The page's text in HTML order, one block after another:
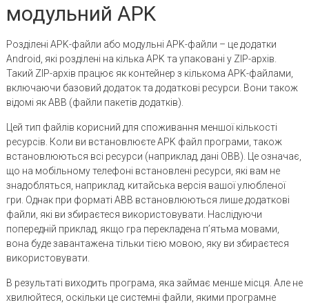
модульний APK
Розділені APK-файли або модульні APK-файли – це додатки
Android, які розділені на кілька APK та упаковані у ZIP-архів.
Такий ZIP-архів працює як контейнер з кількома APK-файлами,
включаючи базовий додаток та додаткові ресурси. Вони також
відомі як ABB (файли пакетів додатків).
Цей тип файлів корисний для споживання меншої кількості
ресурсів. Коли ви встановлюєте APK файл програми, також
встановлюються всі ресурси (наприклад, дані OBB). Це означає,
що на мобільному телефоні встановлені ресурси, які вам не
знадобляться, наприклад, китайська версія вашої улюбленої
гри. Однак при форматі ABB встановлюються лише додаткові
файли, які ви збираєтеся використовувати. Наслідуючи
попередній приклад, якщо гра перекладена п’ятьма мовами,
вона буде завантажена тільки тією мовою, яку ви збираєтеся
використовувати.
В результаті виходить програма, яка займає менше місця. Але не
хвилюйтеся, оскільки це системні файли, якими програмне